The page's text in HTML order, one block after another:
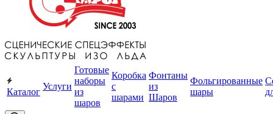
Каталог
Услуги
Готовые
наборы
из
шаров
Коробка
с
шарами
Фонтаны
из
Шаров
Фольгированные
шары